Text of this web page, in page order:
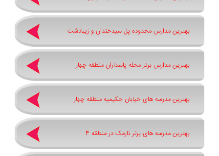
بهترین مدارس محدوده پل سیدخندان و زیبادشت
بهترین مدارس برتر محله پاسداران منطقه چهار
بهترین مدرسه های خیابان حکیمیه منطقه چهار
بهترین مدرسه های برتر نارمک در منطقه 4